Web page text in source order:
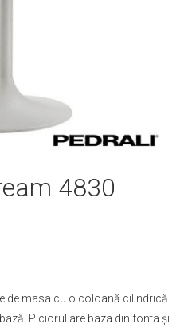
4830
de masa cu o coloană cilindrică
Piciorul are baza din fonta și